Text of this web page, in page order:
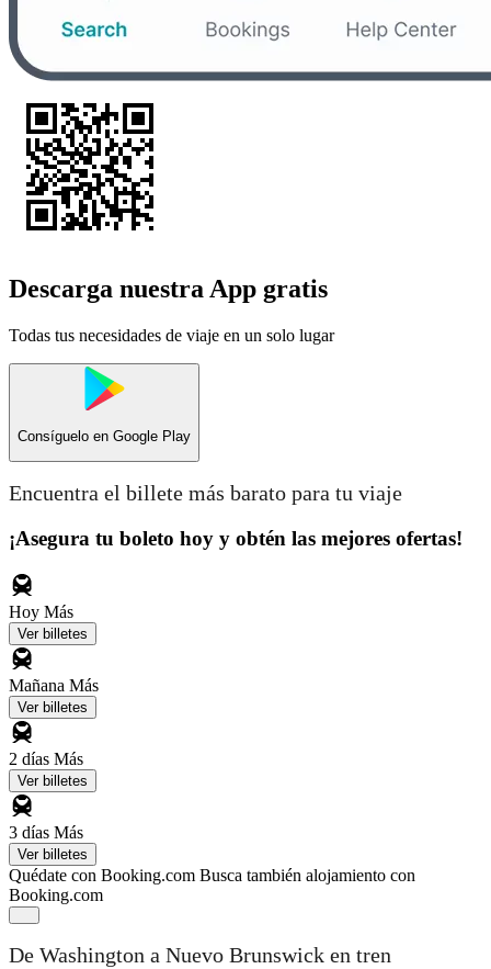
Descarga nuestra App gratis
Todas tus necesidades de viaje en un solo lugar
Consíguelo en Google Play
Encuentra el billete más barato para tu viaje
¡Asegura tu boleto hoy y obtén las mejores ofertas!
Hoy Más
Ver billetes
Mañana Más
Ver billetes
2 días Más
Ver billetes
3 días Más
Ver billetes
Quédate con Booking.com Busca también alojamiento con
Booking.com
De Washington a Nuevo Brunswick en tren